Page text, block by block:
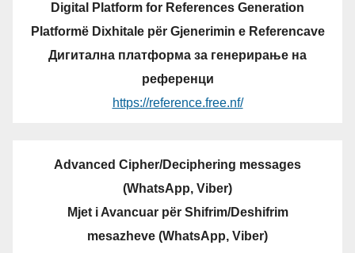
Digital Platform for References Generation
Platformë Dixhitale për Gjenerimin e Referencave
Дигитална платформа за генерирање на
референци
https://reference.free.nf/
Advanced Cipher/Deciphering messages
(WhatsApp, Viber)
Mjet i Avancuar për Shifrim/Deshifrim
mesazheve (WhatsApp, Viber)